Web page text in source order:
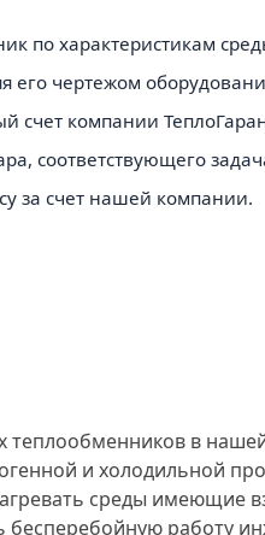
по характеристикам
его чертежом
счет компании
соответствующего
за счет нашей компании.
в
и холодильной
среды имеющие
бесперебойную работу